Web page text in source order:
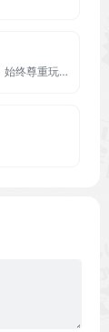
bilibili游戏中心基于B站特有游戏社区文化而生，始终尊重玩家与创作者，为玩家提供游戏预约测试信息及各类游戏下载资源，我们将持续为大家带来海内外优秀游戏作品。